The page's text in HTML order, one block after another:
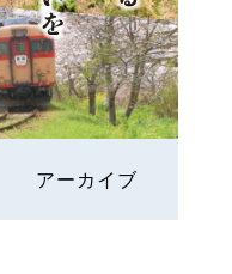
アーカイブ